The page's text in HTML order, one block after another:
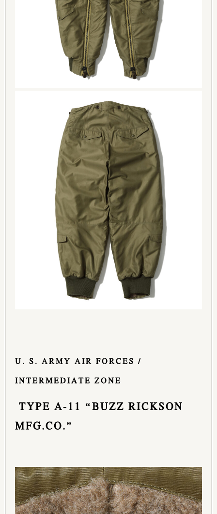
U. S. ARMY AIR FORCES /
INTERMEDIATE ZONE
TYPE A-11 “BUZZ RICKSON
MFG.CO.”